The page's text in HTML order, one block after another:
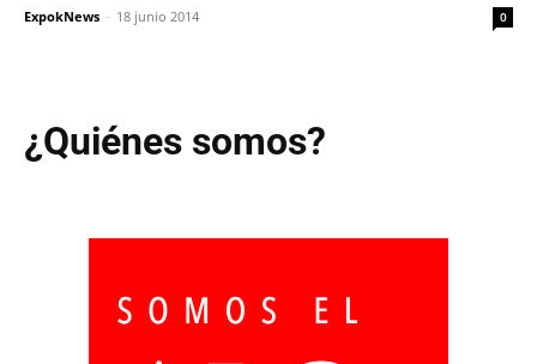
ExpokNews - 18 junio 2014 0
¿Quiénes somos?